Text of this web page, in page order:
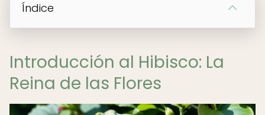
Índice
Introducción al Hibisco: La
Reina de las Flores